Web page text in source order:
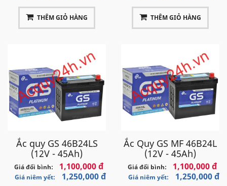
THÊM GIỎ HÀNG THÊM GIỎ HÀNG
Ắc quy GS 46B24LS
(12V - 45Ah)
Giá đổi bình: 1,100,000 đ
Giá niêm yết: 1,250,000 đ
Ắc Quy GS MF 46B24L
(12V - 45Ah)
Giá đổi bình: 1,100,000 đ
Giá niêm yết: 1,250,000 đ